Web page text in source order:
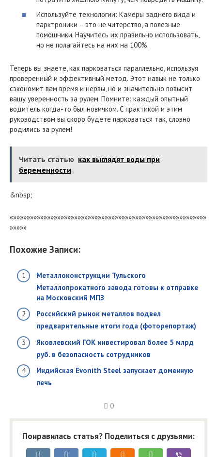
Используйте технологии: Камеры заднего вида и
парктроники – это не читерство, а полезные
помощники. Научитесь их правильно использовать,
но не полагайтесь на них на 100%.
Теперь вы знаете, как парковаться параллельно, используя
проверенный и эффективный метод. Этот навык не только
сэкономит вам время и нервы, но и значительно повысит
вашу уверенность за рулем. Помните: каждый опытный
водитель когда-то был новичком. С практикой и этим
руководством вы скоро будете парковаться так, словно
родились за рулем!
Читать статью как выглядят воды при
беременности
&nbsp;
«»»»»»»»»»»»»»»»»»»»»»»»»»»»»»»»»»»»»»»»»»»»»»»»»»»»»»»»»»
»»»»»
Похожие Записи:
Металлоконструкции Тульского
Металлопрокатного завода готовы к отправке
на Московский МПЗ
Российский рынок металлов подвел
предварительные итоги года (фоторепортаж)
Яковлевский ГОК инвестировал более 5 млрд
руб. в безопасность сотрудников
Индийская Evonith Steel запускает доменную
печь
0
Понравилась статья? Поделиться с друзьями: